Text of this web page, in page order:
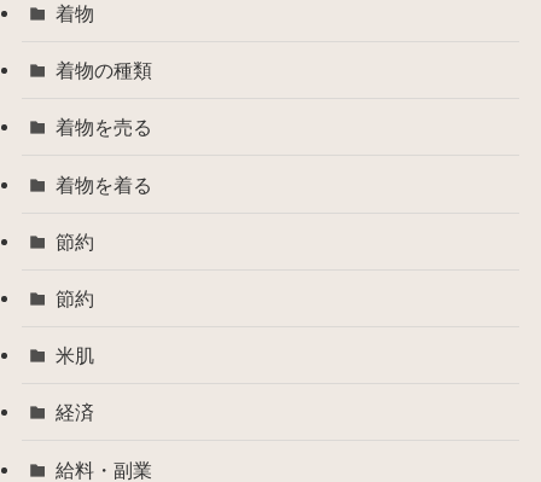
着物
着物の種類
着物を売る
着物を着る
節約
節約
米肌
経済
給料・副業